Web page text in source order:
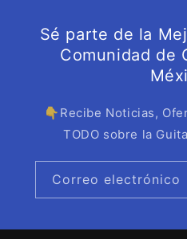
Sé parte de la
Comunidad de
👇Recibe Noticias,
TODO sobre la
Correo electrónico